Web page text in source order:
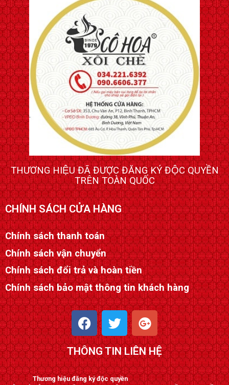
THƯƠNG HIỆU ĐÃ ĐƯỢC ĐĂNG KÝ ĐỘC QUYỀN
TRÊN TOÀN QUỐC
CHÍNH SÁCH CỬA HÀNG
Chính sách thanh toán
Chính sách vận chuyển
Chính sách đổi trả và hoàn tiền
Chính sách bảo mật thông tin khách hàng
F
a
c
e
b
o
T
w
i
t
t
e
G
o
o
g
l
e
THÔNG TIN LIÊN HỆ
Thương hiệu đăng ký độc quyền